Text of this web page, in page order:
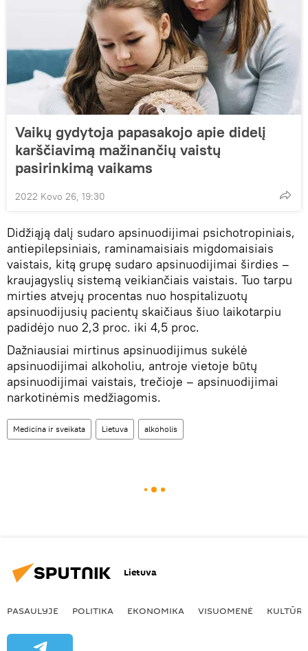
Vaikų gydytoja papasakojo apie didelį
karščiavimą mažinančių vaistų
pasirinkimą vaikams
2022 Kovo 26, 19:30
Didžiąją dalį sudaro apsinuodijimai psichotropiniais,
antiepilepsiniais, raminamaisiais migdomaisiais
vaistais, kitą grupę sudaro apsinuodijimai širdies –
kraujagyslių sistemą veikiančiais vaistais. Tuo tarpu
mirties atvejų procentas nuo hospitalizuotų
apsinuodijusių pacientų skaičiaus šiuo laikotarpiu
padidėjo nuo 2,3 proc. iki 4,5 proc.
Dažniausiai mirtinus apsinuodijimus sukėlė
apsinuodijimai alkoholiu, antroje vietoje būtų
apsinuodijimai vaistais, trečioje – apsinuodijimai
narkotinėmis medžiagomis.
Medicina ir sveikata Lietuva alkoholis
Lietuva
PASAULYJE POLITIKA EKONOMIKA VISUOMENĖ KULTŪRA